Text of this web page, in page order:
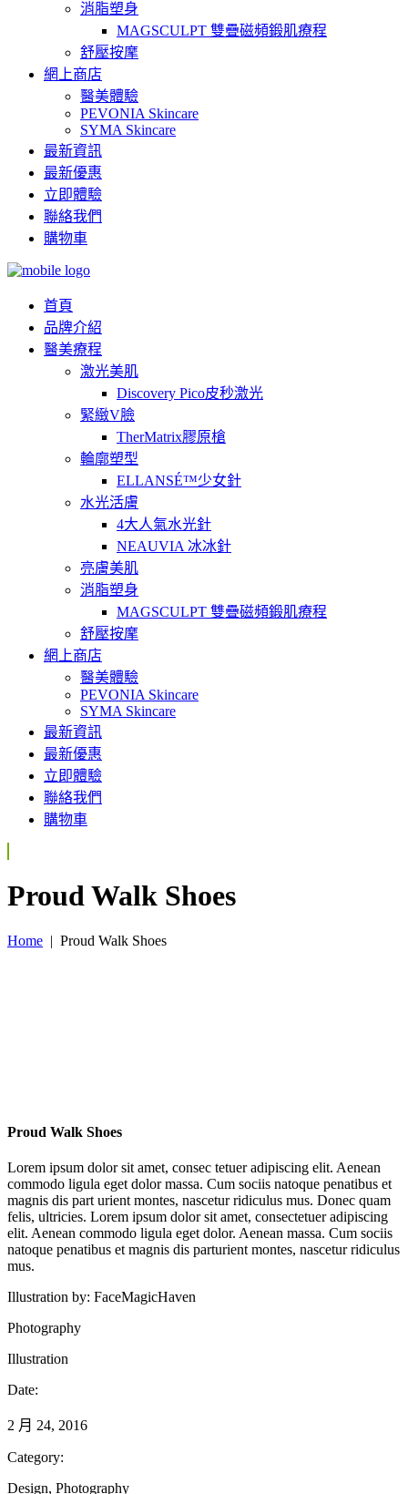
消脂塑身
MAGSCULPT 雙疊磁頻鍛肌療程
舒壓按摩
網上商店
醫美體驗
PEVONIA Skincare
SYMA Skincare
最新資訊
最新優惠
立即體驗
聯絡我們
購物車
首頁
品牌介紹
醫美療程
激光美肌
Discovery Pico皮秒激光
緊緻V臉
TherMatrix膠原槍
輪廓塑型
ELLANSÉ™少女針
水光活膚
4大人氣水光針
NEAUVIA 冰冰針
亮膚美肌
消脂塑身
MAGSCULPT 雙疊磁頻鍛肌療程
舒壓按摩
網上商店
醫美體驗
PEVONIA Skincare
SYMA Skincare
最新資訊
最新優惠
立即體驗
聯絡我們
購物車
Proud Walk Shoes
Home | Proud Walk Shoes
Proud Walk Shoes
Lorem ipsum dolor sit amet, consec tetuer adipiscing elit. Aenean
commodo ligula eget dolor massa. Cum sociis natoque penatibus et
magnis dis part urient montes, nascetur ridiculus mus. Donec quam
felis, ultricies. Lorem ipsum dolor sit amet, consectetuer adipiscing
elit. Aenean commodo ligula eget dolor. Aenean massa. Cum sociis
natoque penatibus et magnis dis parturient montes, nascetur ridiculus
mus.
Illustration by: FaceMagicHaven
Photography
Illustration
Date:
2 月 24, 2016
Category:
Design, Photography